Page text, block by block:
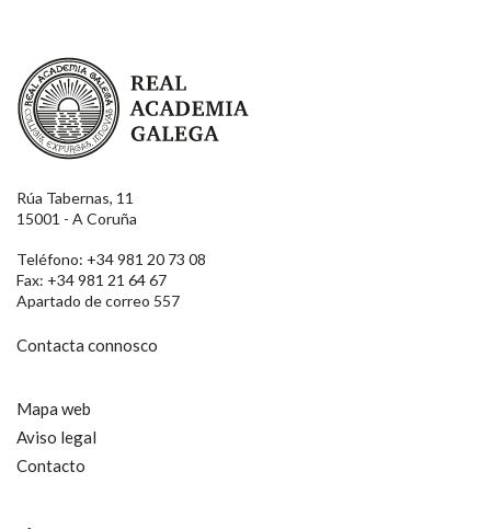
Real Academia Galega
Rúa Tabernas, 11
15001 - A Coruña
Teléfono: +34 981 20 73 08
Fax: +34 981 21 64 67
Apartado de correo 557
Contacta connosco
Mapa web
Aviso legal
Contacto